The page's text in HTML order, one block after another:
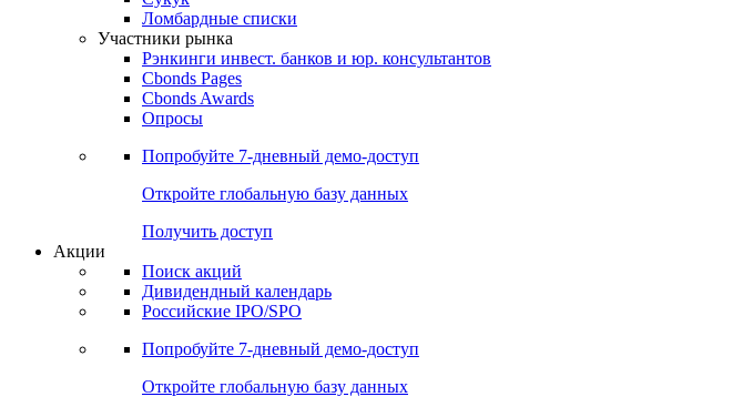
Best bid/ask
ЦФА
ESG
Сукук
Ломбардные списки
Участники рынка
Рэнкинги инвест. банков и юр. консультантов
Cbonds Pages
Cbonds Awards
Опросы
Попробуйте7-дневный
Откройте глобальную базу данных
Получить доступ
Акции
Поиск акций
Дивидендный календарь
Российские IPO/SPO